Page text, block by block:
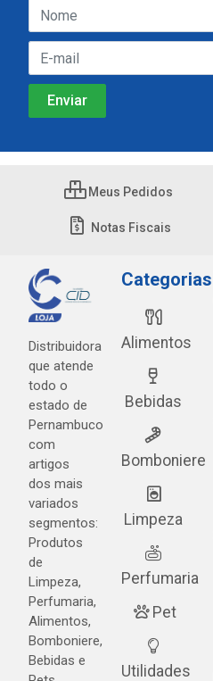
Meus Pedidos
Notas Fiscais
Distribuidora
que atende
todo o
estado de
Pernambuco
com
artigos
dos mais
variados
segmentos:
Produtos
de
Limpeza,
Perfumaria,
Alimentos,
Bomboniere,
Bebidas e
Categorias
Alimentos
Bebidas
Bomboniere
Limpeza
Perfumaria
Pet
Utilidades